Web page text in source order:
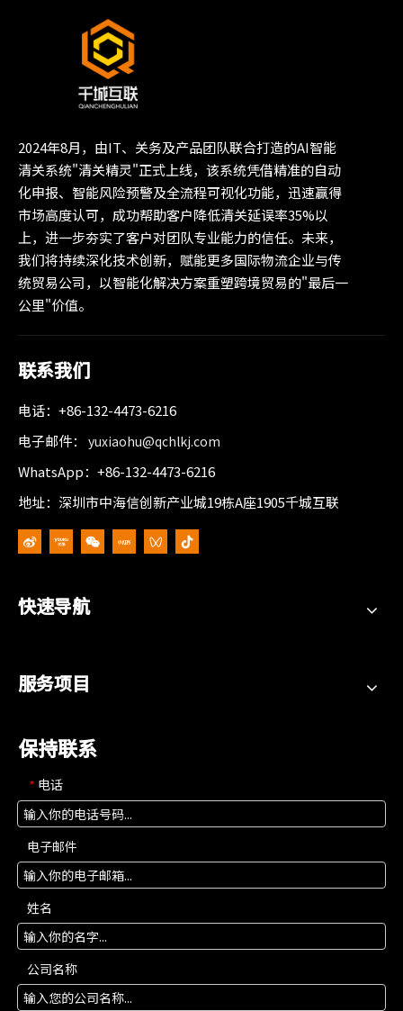
2024年8月，由IT、关务及产品团队联合打造的AI智能
清关系统"清关精灵"正式上线，该系统凭借精准的自动
化申报、智能风险预警及全流程可视化功能，迅速赢得
市场高度认可，成功帮助客户降低清关延误率35%以
上，进一步夯实了客户对团队专业能力的信任。未来，
我们将持续深化技术创新，赋能更多国际物流企业与传
统贸易公司，以智能化解决方案重塑跨境贸易的"最后一
公里"价值。
联系我们
电话：+86-132-4473-6216
电子邮件： yuxiaohu@qchlkj.com
WhatsApp：+86-132-4473-6216
地址：深圳市中海信创新产业城19栋A座1905千城互联
快速导航
服务项目
保持联系
* 电话
电子邮件
姓名
公司名称